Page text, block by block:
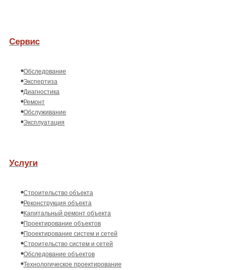
Сервис
Обследование
Экспертиза
Диагностика
Ремонт
Обслуживание
Эксплуатация
Услуги
Строительство объекта
Реконструкция объекта
Капитальный ремонт объекта
Проектирование объектов
Проектирование систем и сетей
Строительство систем и сетей
Обследование объектов
Технологическое проектирование